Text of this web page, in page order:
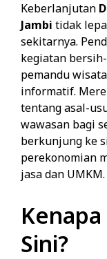
Keberlanjutan
Jambi tidak
sekitarnya.
kegiatan
pemandu
informatif.
tentang asal-
wawasan bagi
berkunjung ke
perekonomian
jasa dan UMKM.
Sini?